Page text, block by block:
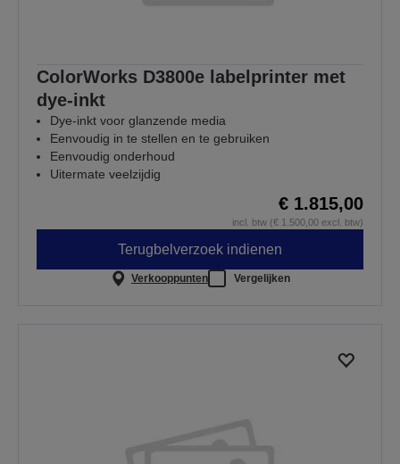
ColorWorks D3800e labelprinter met
dye-inkt
Dye-inkt voor glanzende media
Eenvoudig in te stellen en te gebruiken
Eenvoudig onderhoud
Uitermate veelzijdig
€ 1.815,00
incl. btw (€ 1.500,00 excl. btw)
Terugbelverzoek indienen
Verkooppunten Vergelijken